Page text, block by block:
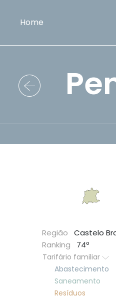
Home
Região
Castelo
Ranking
74º
Tarifário familiar
Abastecimento
Saneamento
Resí­duos